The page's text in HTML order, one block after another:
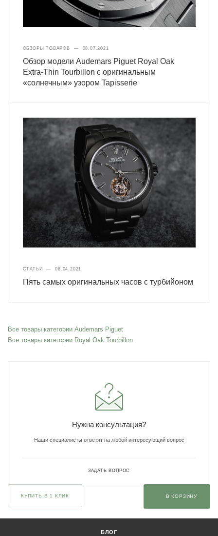
ОБЗОРЫ ТОВАРОВ — 08.07.2021
Обзор модели Audemars Piguet Royal Oak
Extra-Thin Tourbillon с оригинальным
«солнечным» узором Tapisserie
СТАТЬИ — 06.04.2021
Пять самых оригинальных часов с турбийоном
Все товары категории Audemars Piguet
Все товары категории Royal Oak Tourbillon
Нужна консультация?
Наши специалисты ответят на любой интересующий вопрос
ЗАДАТЬ ВОПРОС
КУПИТЬ В 1 КЛИК В КОРЗИНУ
БЛОГ